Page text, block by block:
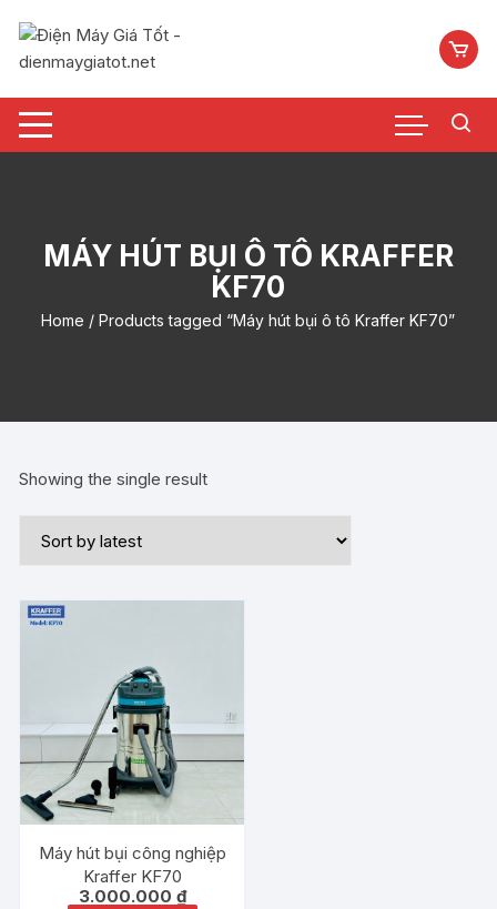
nội
MÁY HÚT BỤI Ô TÔ KRAFFER
KF70
Home / Products tagged “Máy hút bụi ô tô Kraffer KF70”
Showing the single result
Máy hút bụi công nghiệp
Kraffer KF70
3.000.000 ₫